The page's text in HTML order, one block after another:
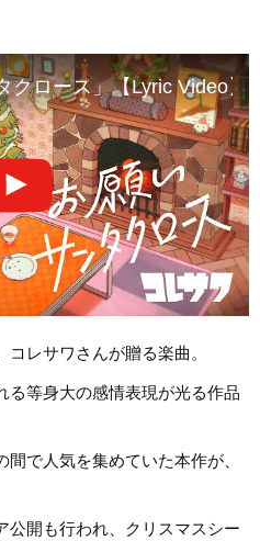
クロース」【Lyric Video】
レサワさんが贈る楽曲。
る等身大の感情表現が光る作品
で人気を集めていた本作が、
公開も行われ、クリスマスシー